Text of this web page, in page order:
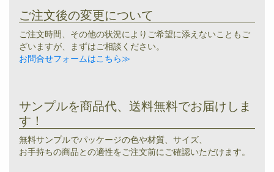
ご注文後の変更について
ご注文時間、その他の状況によりご希望に添えないこともご
ざいますが、まずはご相談ください。
お問合せフォームはこちら≫
サンプルを商品代、送料無料でお届けしま
す！
無料サンプルでパッケージの色や材質、サイズ、
お手持ちの商品との適性をご注文前にご確認いただけます。